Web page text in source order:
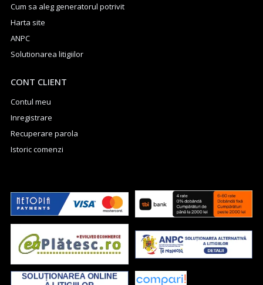
Cum sa aleg generatorul potrivit
Harta site
ANPC
Solutionarea litigiilor
CONT CLIENT
Contul meu
Inregistrare
Recuperare parola
Istoric comenzi